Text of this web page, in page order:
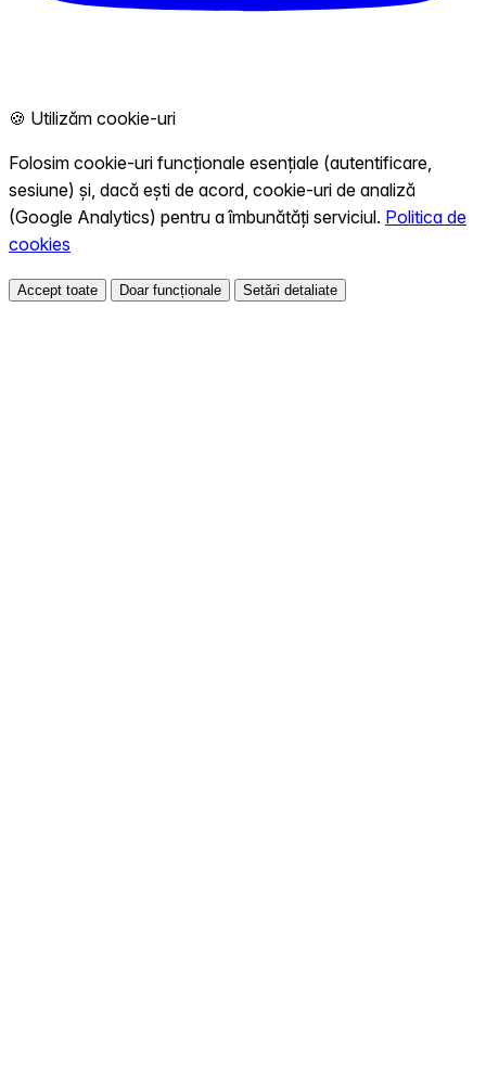
🍪 Utilizăm cookie-uri
Folosim cookie-uri funcționale esențiale (autentificare,
sesiune) și, dacă ești de acord, cookie-uri de analiză
(Google Analytics) pentru a îmbunătăți serviciul. Politica de
cookies
Accept toate Doar funcționale Setări detaliate